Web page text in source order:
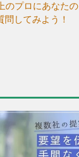
のプロにあなたの
問してみよう！